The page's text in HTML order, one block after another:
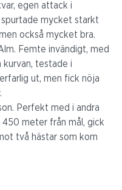
egen attack i
mycket starkt
också mycket bra.
Femte invändigt, med
kurvan, testade i
ut, men fick nöja
Perfekt med i andra
meter från mål, gick
två hästar som kom